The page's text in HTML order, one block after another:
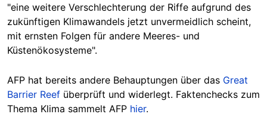
"eine weitere Verschlechterung der Riffe aufgrund des
zukünftigen Klimawandels jetzt unvermeidlich scheint,
mit ernsten Folgen für andere Meeres- und
Küstenökosysteme".
AFP hat bereits andere Behauptungen über das Great
Barrier Reef überprüft und widerlegt. Faktenchecks zum
Thema Klima sammelt AFP hier.